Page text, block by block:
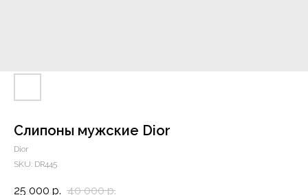
Слипоны мужские Dior
Dior
SKU: DR445
25 000 р. 40 000 р.